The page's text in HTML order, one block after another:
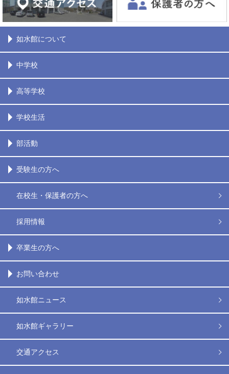
如水館について
中学校
高等学校
学校生活
部活動
受験生の方へ
在校生・保護者の方へ
採用情報
卒業生の方へ
お問い合わせ
如水館ニュース
如水館ギャラリー
交通アクセス